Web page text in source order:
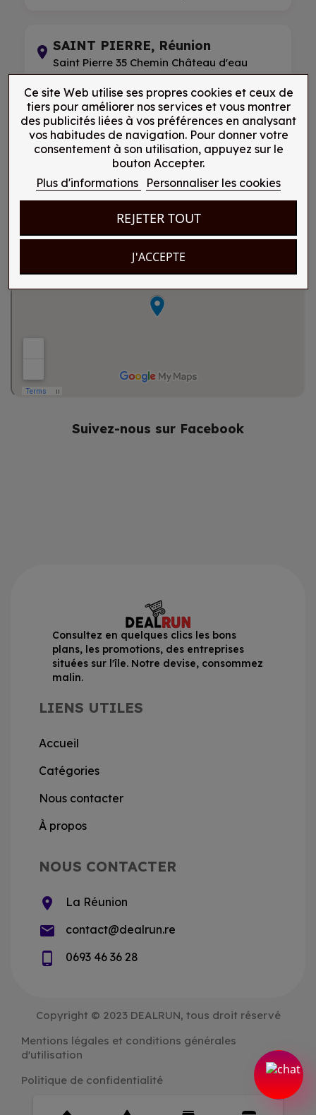
SAINT PIERRE, Réunion
Saint Pierre 35 Chemin Château d'eau
Suivez-nous sur Facebook
Ce site Web utilise ses propres cookies et ceux de
tiers pour améliorer nos services et vous montrer
des publicités liées à vos préférences en analysant
vos habitudes de navigation. Pour donner votre
consentement à son utilisation, appuyez sur le
bouton Accepter.
Plus d'informations
Personnaliser les cookies
REJETER TOUT
J'ACCEPTE
Consultez en quelques clics les bons
plans, les promotions, des entreprises
situées sur l'île. Notre devise, consommez
malin.
LIENS UTILES
Accueil
Catégories
Nous contacter
À propos
NOUS CONTACTER
location_on La Réunion
email contact@dealrun.re
phone_android 0693 46 36 28
Copyright © 2023 DEALRUN, tous droit réservé
Mentions légales et conditions générales
d'utilisation
Politique de confidentialité